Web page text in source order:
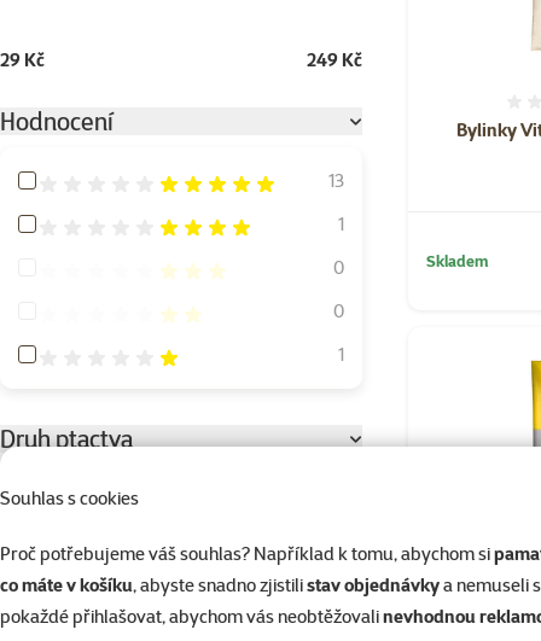
Souhlas s cookies
Proč potřebujeme váš souhlas? Například k tomu, abychom si
co máte v košíku, abyste snadno zjistilistav objednávkya nemuseli
pokaždé přihlašovat, abychom vás neobtěžovalinevhodnou
29 Kč 249 Kč
Hodnocení
Hodnocení 100%
13
Hodnocení 80%
1
Hodnocení 60%
0
Hodnocení 40%
0
Hodnocení 20%
1
Druh ptactva
Kanárci
14
Korely
13
Bylinky
Skladem